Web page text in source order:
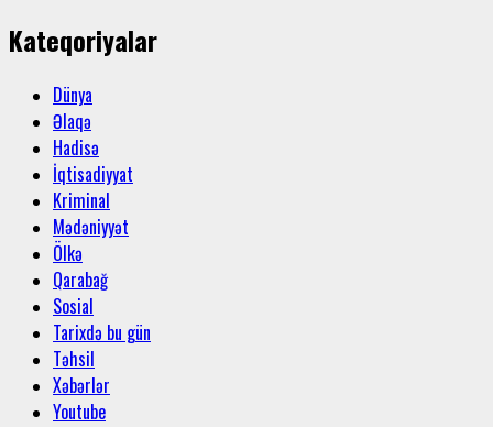
Kateqoriyalar
Dünya
Əlaqə
Hadisə
İqtisadiyyat
Kriminal
Mədəniyyət
Ölkə
Qarabağ
Sosial
Tarixdə bu gün
Təhsil
Xəbərlər
Youtube